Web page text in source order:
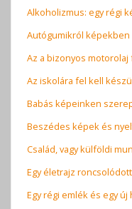
Alkoholizmus: egy régi
Autógumikról
Az a bizonyos motorolaj
Az iskolára fel kell
Babás képeinken
Beszédes képek és
Család, vagy külföldi
Egy életrajz
Egy régi emlék és egy új